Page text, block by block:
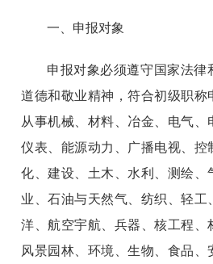
一、申报对象
申报对象必须遵守国家法律
道德和敬业精神，符合初级职称
从事机械、材料、冶金、电气、
仪表、能源动力、广播电视、控
化、建设、土木、水利、测绘、
业、石油与天然气、纺织、轻工
洋、航空宇航、兵器、核工程、
风景园林、环境、生物、食品